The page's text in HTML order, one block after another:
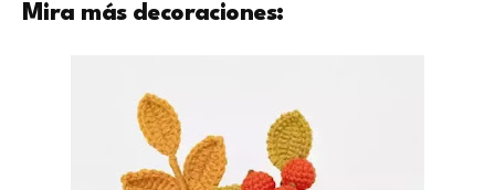
Mira más decoraciones: